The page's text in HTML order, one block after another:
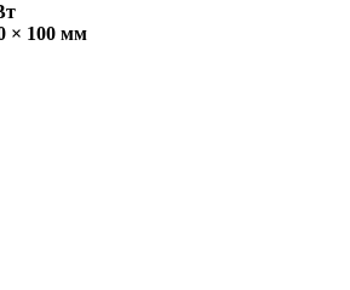
× 100 мм